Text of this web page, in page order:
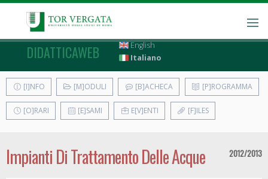
DIDATTICAWEB
English
Italiano
[I]NFO [M]ODULI [B]ACHECA [P]ROGRAMMA
[O]RARI [E]SAMI E[V]ENTI [F]ILES
Impianti Di Trattamento Delle Acque 2012/2013